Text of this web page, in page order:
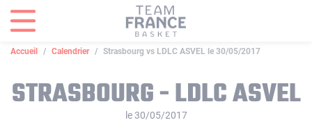
Accueil Calendrier Strasbourg vs LDLC ASVEL le 30/05/2017
STRASBOURG - LDLC ASVEL
le 30/05/2017
Panneau de gestion des cookies